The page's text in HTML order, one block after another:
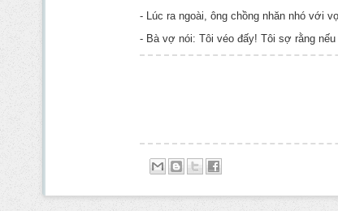
- Lúc ra ngoài, ông chồng nhăn nhó với
- Bà vợ nói: Tôi véo đấy! Tôi sợ rằng